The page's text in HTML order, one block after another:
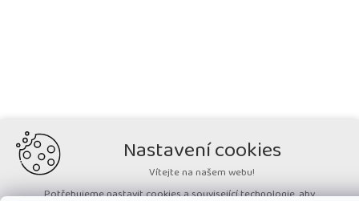
Nastavení cookies
Vítejte na našem webu!
Potřebujeme nastavit cookies a související technologie, aby